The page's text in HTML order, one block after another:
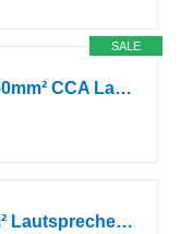
SALE
Sonero 25 Meter 2x2,50mm² CCA Lautsprecherkabel / Boxenkabel, Farbe: transparent
MANAX 50m 2x1,5mm² Lautsprecherkabel 100% CCA Boxenkabel Audio Box Kabel 50 m Hi-Fi